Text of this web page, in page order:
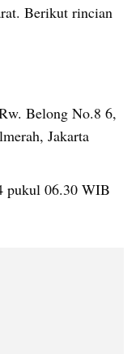
Berikut rincian
Belong No.8 6,
Jakarta
pukul 06.30 WIB